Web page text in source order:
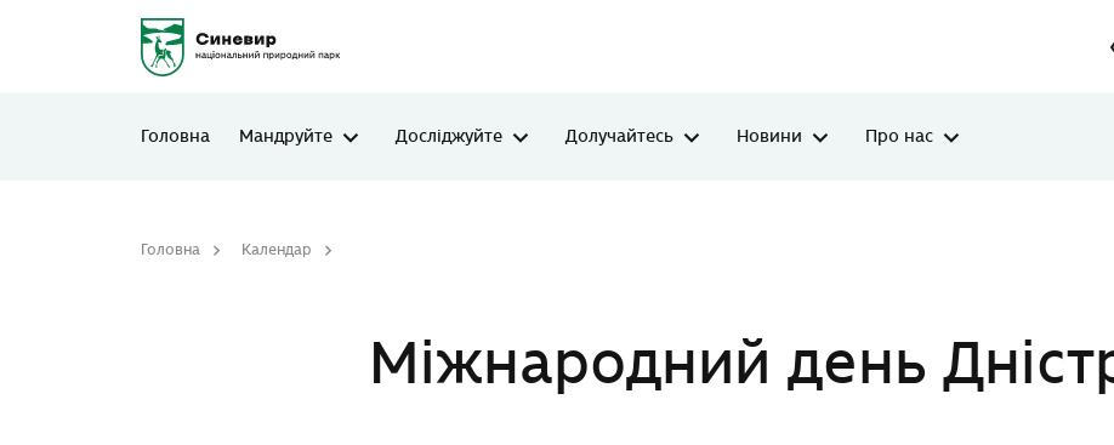
Головна Мандруйте Досліджуйте Долучайтесь Новини Про нас
Головна Календар
Міжнародний день